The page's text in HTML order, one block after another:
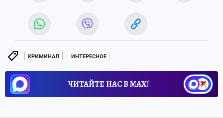
КРИМИНАЛ ИНТЕРЕСНОЕ
ЧИТАЙТЕ НАС В МАХ!